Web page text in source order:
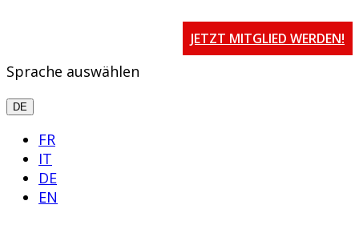
JETZT MITGLIED WERDEN!
Sprache auswählen
DE
FR
IT
DE
EN